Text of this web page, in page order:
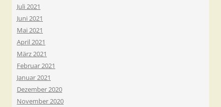
Juli 2021
Juni 2021
Mai 2021
April 2021
März 2021
Februar 2021
Januar 2021
Dezember 2020
November 2020